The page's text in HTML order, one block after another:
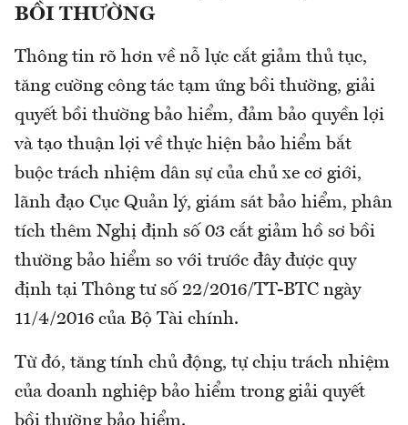
BỒI THƯỜNG
Thông tin rõ hơn về nỗ lực cắt giảm thủ tục,
tăng cường công tác tạm ứng bồi thường, giải
quyết bồi thường bảo hiểm, đảm bảo quyền lợi
và tạo thuận lợi về thực hiện bảo hiểm bắt
buộc trách nhiệm dân sự của chủ xe cơ giới,
lãnh đạo Cục Quản lý, giám sát bảo hiểm, phân
tích thêm Nghị định số 03 cắt giảm hồ sơ bồi
thường bảo hiểm so với trước đây được quy
định tại Thông tư số 22/2016/TT-BTC ngày
11/4/2016 của Bộ Tài chính.
Từ đó, tăng tính chủ động, tự chịu trách nhiệm
của doanh nghiệp bảo hiểm trong giải quyết